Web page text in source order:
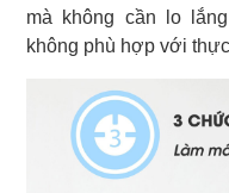
mà không cần lo
không phù hợp với